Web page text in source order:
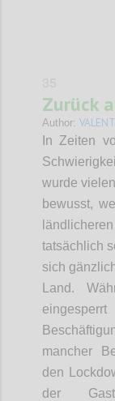
Zurück
Author:
In Zeiten
wurde
bewusst,
tatsächlich
sich
Land.
mancher
den
der